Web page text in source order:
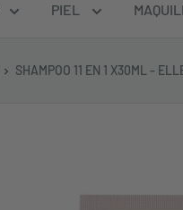
PIEL
SHAMPOO 11 EN 1 X30ML -